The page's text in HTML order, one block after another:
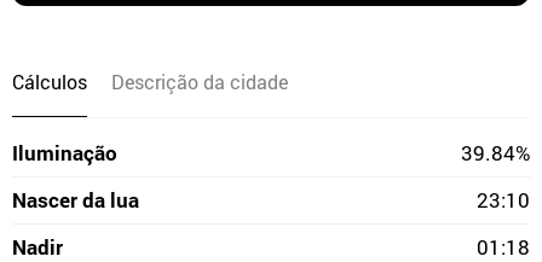
Cálculos Descrição da cidade
Iluminação
39.84%
Nascer da lua
23:10
Nadir
01:18